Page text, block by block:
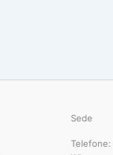
Sede
Telefone: